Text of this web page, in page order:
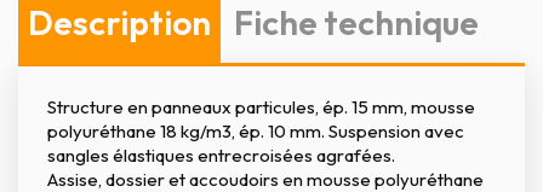
Description Fiche technique
Structure en panneaux particules, ép. 15 mm, mousse
polyuréthane 18 kg/m3, ép. 10 mm. Suspension avec
sangles élastiques entrecroisées agrafées.
Assise, dossier et accoudoirs en mousse polyuréthane